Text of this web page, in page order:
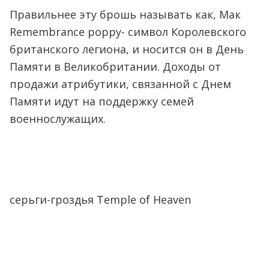
Правильнее эту брошь называть как, Мак
Remembrance poppy- символ Королевского
британского легиона, и носится он в День
Памяти в Великобритании. Доходы от
продажи атрибутики, связанной с Днем
Памяти идут на поддержку семей
военнослужащих.
серьги-гроздья Temple of Heaven